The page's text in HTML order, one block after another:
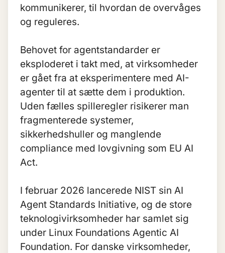
kommunikerer, til hvordan de overvåges
og reguleres.
Behovet for agentstandarder er
eksploderet i takt med, at virksomheder
er gået fra at eksperimentere med AI-
agenter til at sætte dem i produktion.
Uden fælles spilleregler risikerer man
fragmenterede systemer,
sikkerhedshuller og manglende
compliance med lovgivning som EU AI
Act.
I februar 2026 lancerede NIST sin AI
Agent Standards Initiative, og de store
teknologivirksomheder har samlet sig
under Linux Foundations Agentic AI
Foundation. For danske virksomheder,